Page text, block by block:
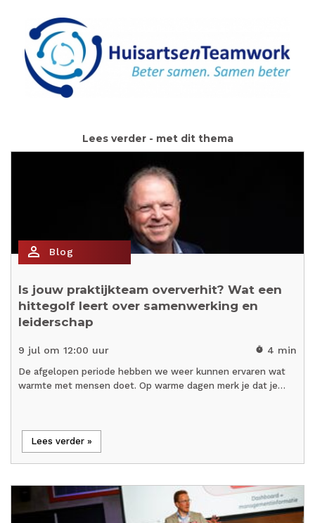
Lees verder - met dit thema
person_outline Blog
Is jouw praktijkteam oververhit? Wat een
hittegolf leert over samenwerking en
leiderschap
9 jul om 12:00 uur timer 4 min
De afgelopen periode hebben we weer kunnen ervaren wat
warmte met mensen doet. Op warme dagen merk je dat je…
Lees verder »